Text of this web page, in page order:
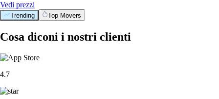
Vedi prezzi
Trending Top Movers
Cosa diconi i nostri clienti
4.7